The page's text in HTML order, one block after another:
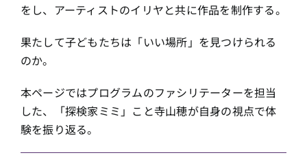
をし、アーティストのイリヤと共に作品を制作する。
果たして子どもたちは「いい場所」を見つけられる
のか。
本ページではプログラムのファシリテーターを担当
した、「探検家ミミ」こと寺山穂が自身の視点で体
験を振り返る。